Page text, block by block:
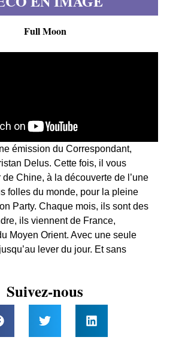
Full Moon
émission du Correspondant,
Delus. Cette fois, il vous
Chine, à la découverte de l’une
folles du monde, pour la pleine
Party. Chaque mois, ils sont des
ils viennent de France,
Moyen Orient. Avec une seule
lever du jour. Et sans
Suivez-nous